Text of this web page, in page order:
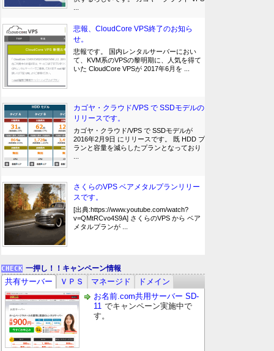
悲報、CloudCore VPS終了のお知ら
せ。
悲報です。 国内レンタルサーバーにおい
て、KVM系のVPSの黎明期に、人気を得て
いた CloudCore VPSが 2017年6月を ...
カゴヤ・クラウド/VPS で SSDモデルの
リリースです。
カゴヤ・クラウド/VPS で SSDモデルが
2016年2月9日 にリリースです。 既 HDD プ
ランと容量を減らしたプランとなっており
さくらのVPS ベアメタルプランリリー
スです。
[出典:https://www.youtube.com/watch?
v=QMtRCvo4S9A] さくらのVPS から ベア
メタルプランが ...
一押し！！キャンペーン情報
共有サーバー ＶＰＳ マネージド
ドメイン
お名前.com共用サーバー SD-
11 でキャンペーン実施中で
す。